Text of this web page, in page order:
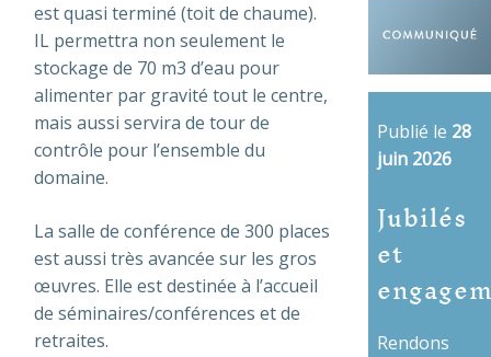
est quasi terminé (toit de chaume).
IL permettra non seulement le
stockage de 70 m3 d’eau pour
alimenter par gravité tout le centre,
mais aussi servira de tour de
contrôle pour l’ensemble du
domaine.
La salle de conférence de 300 places
est aussi très avancée sur les gros
œuvres. Elle est destinée à l’accueil
de séminaires/conférences et de
retraites.
Publié le 28
juin 2026
Jubilés
et
Rendons